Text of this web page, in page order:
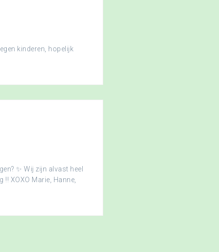
kinderen, hopelijk
✨ Wij zijn alvast heel
XOXO Marie, Hanne,